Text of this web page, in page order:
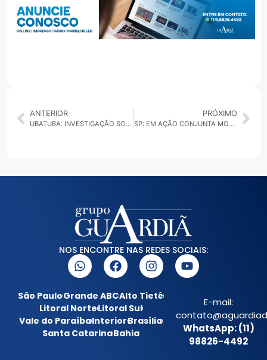
ANTERIOR
UBATUBA: INVESTIGAÇÃO SOBRE PSICÓLOGAS GERA CLIMA DE TENSÃO EM CLÍNICA DO CENTRO
PRÓXIMO
SP: EM AÇÃO CONJUNTA MORADORES E PREFEITURA REALIZAM PLANTIO DE MUDAS NA REGIÃO DA GUARAPIRANGA
NOS ENCONTRE NAS REDES SOCIAIS:
São PauloGrande ABCAlto Tietê
Litoral NorteLitoral Sul
Vale do ParaíbaInteriorBrasília
Santa CatarinaBahia
E-mail:
WhatsApp: (11)
98826-4492